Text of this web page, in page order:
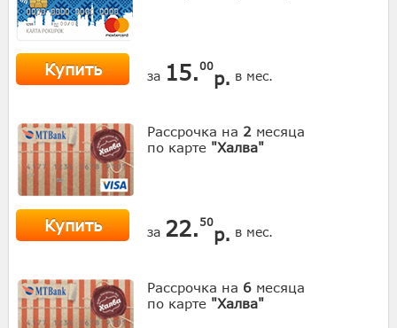
Купить за 15.00
р. в мес.
Рассрочка на 2 месяца
по карте "Халва"
Купить за 22. 50
р. в мес.
Рассрочка на 6 месяца
по карте "Халва"